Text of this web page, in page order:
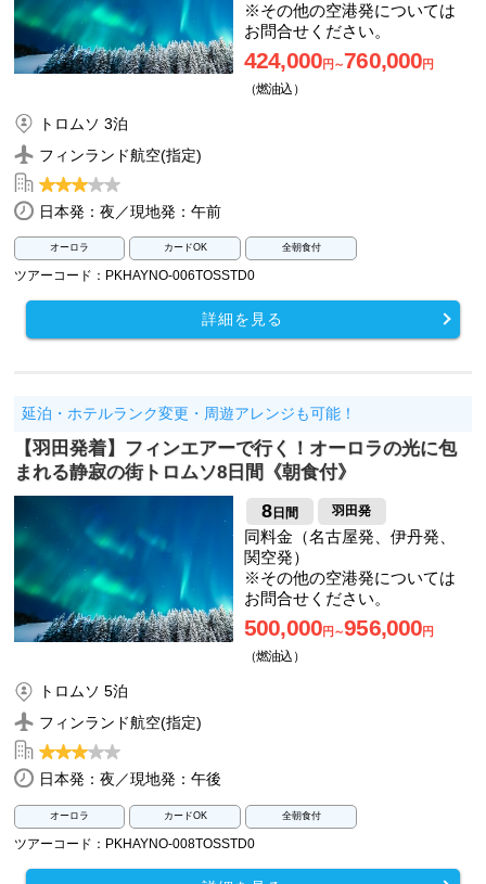
※その他の空港発については
お問合せください。
424,000円～760,000円
（燃油込）
トロムソ 3泊
フィンランド航空(指定)
日本発：夜／現地発：午前
オーロラ カードOK 全朝食付
ツアーコード：PKHAYNO-006TOSSTD0
詳細を見る
延泊・ホテルランク変更・周遊アレンジも可能！
【羽田発着】フィンエアーで行く！オーロラの光に包
まれる静寂の街トロムソ8日間《朝食付》
8日間 羽田発
同料金（名古屋発、伊丹発、
関空発）
※その他の空港発については
お問合せください。
500,000円～956,000円
（燃油込）
トロムソ 5泊
フィンランド航空(指定)
日本発：夜／現地発：午後
オーロラ カードOK 全朝食付
ツアーコード：PKHAYNO-008TOSSTD0